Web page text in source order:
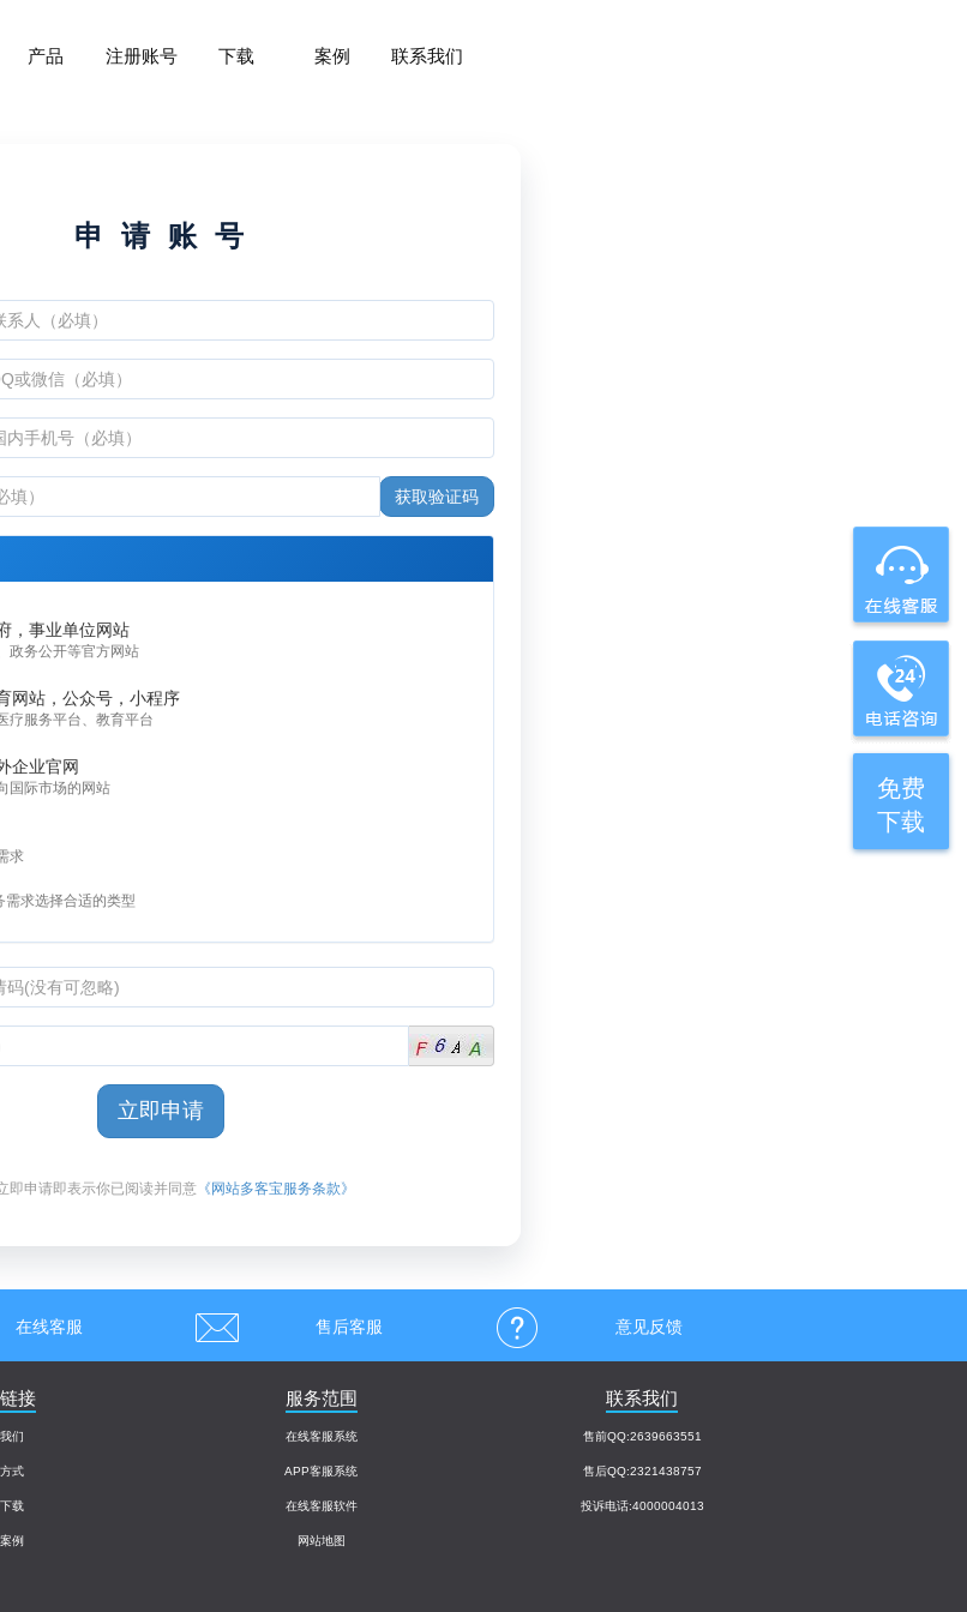
产品 注册账号 下载 案例 联系我们
申 请 账 号
获取验证码
，事业单位网站
政务公开等官方网站
网站，公众号，小程序
疗服务平台、教育平台
企业官网
国际市场的网站
求
需求选择合适的类型
立即申请
即申请即表示你已阅读并同意 《网站多客宝服务条款》
免费
下载
在线客服 售后客服 意见反馈
接
们
式
载
例
服务范围
在线客服系统
APP客服系统
在线客服软件
网站地图
联系我们
售前QQ:2639663551
售后QQ:2321438757
投诉电话:4000004013